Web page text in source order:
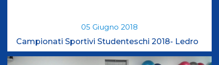
05 Giugno 2018
Campionati Sportivi Studenteschi 2018- Ledro